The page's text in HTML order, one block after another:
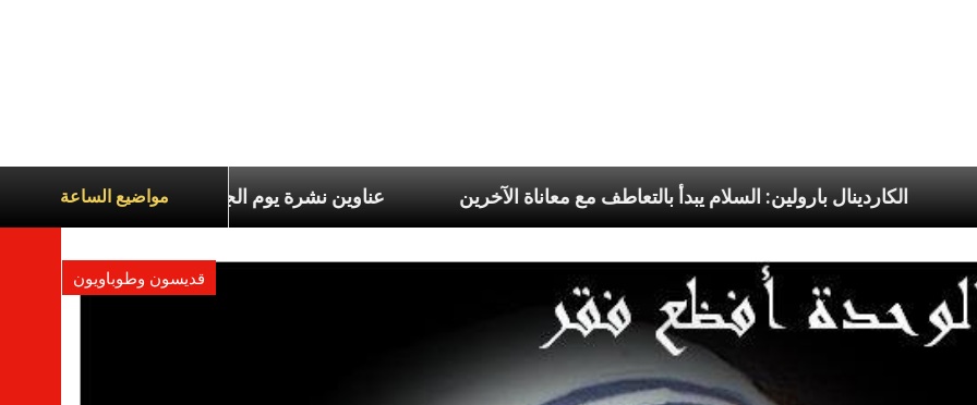
مواضيع الساعة
عناوين نشرة يوم الجمعة 7 آب 2026: السلام يُبنى بصبر يومًا بعد يوم الكاردينال بارولين: السلام يبدأ بالتعاطف مع معاناة الآخرين البابا الرسوليّة
قديسون وطوباويون